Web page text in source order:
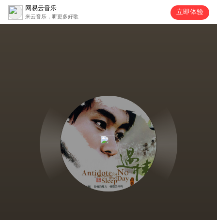
网易云音乐
来云音乐，听更多好歌
立即体验